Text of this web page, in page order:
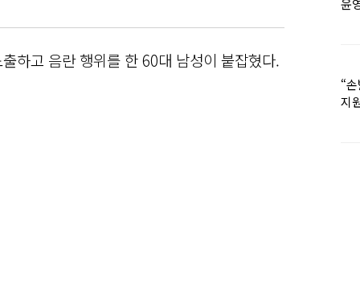
하고 음란 행위를 한 60대 남성이 붙잡혔다.
“
지